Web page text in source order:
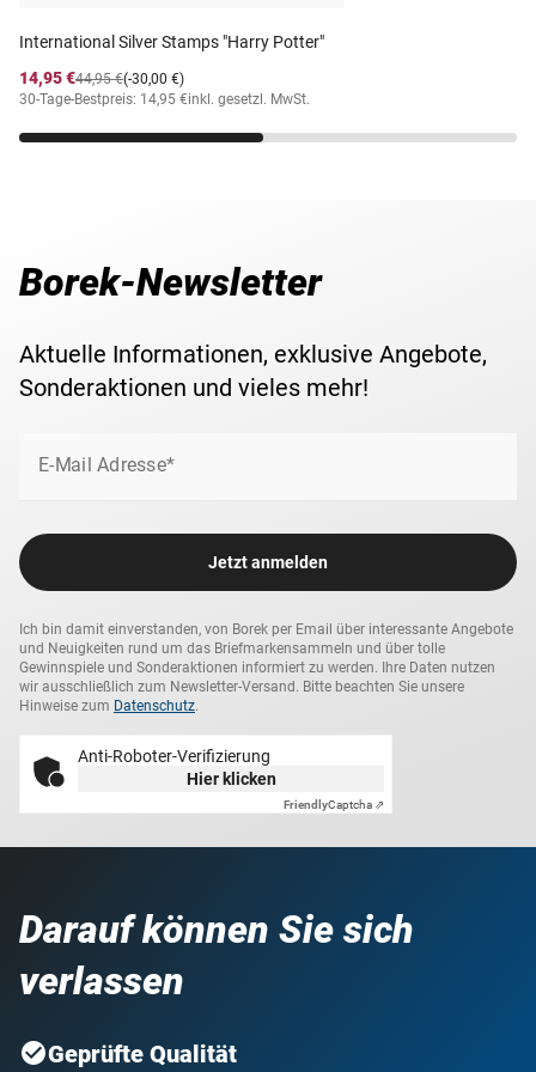
International Silver Stamps "Harry Potter"
14,95 €
(-30,00 €)
44,95 €
30-Tage-Bestpreis: 14,95 €inkl. gesetzl. MwSt.
Borek-Newsletter
Aktuelle Informationen, exklusive Angebote,
Sonderaktionen und vieles mehr!
E-Mail Adresse*
Jetzt anmelden
Ich bin damit einverstanden, von Borek per Email über interessante Angebote
und Neuigkeiten rund um das Briefmarkensammeln und über tolle
Gewinnspiele und Sonderaktionen informiert zu werden. Ihre Daten nutzen
wir ausschließlich zum Newsletter-Versand. Bitte beachten Sie unsere
Hinweise zum Datenschutz.
Anti-Roboter-Verifizierung
Hier klicken
FriendlyCaptcha ⇗
Darauf können Sie sich
verlassen
Geprüfte Qualität